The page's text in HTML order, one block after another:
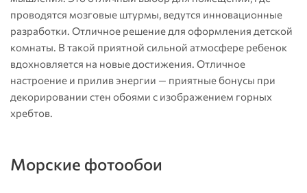
проводятся мозговые штурмы, ведутся инновационные
разработки. Отличное решение для оформления детской
комнаты. В такой приятной сильной атмосфере ребенок
вдохновляется на новые достижения. Отличное
настроение и прилив энергии — приятные бонусы при
декорировании стен обоями с изображением горных
хребтов.
Морские фотообои